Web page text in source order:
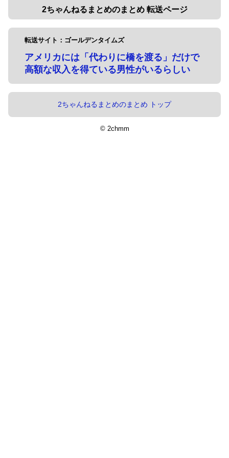
2ちゃんねるまとめのまとめ 転送ページ
転送サイト：ゴールデンタイムズ
アメリカには「代わりに橋を渡る」だけで
高額な収入を得ている男性がいるらしい
2ちゃんねるまとめのまとめ トップ
© 2chmm